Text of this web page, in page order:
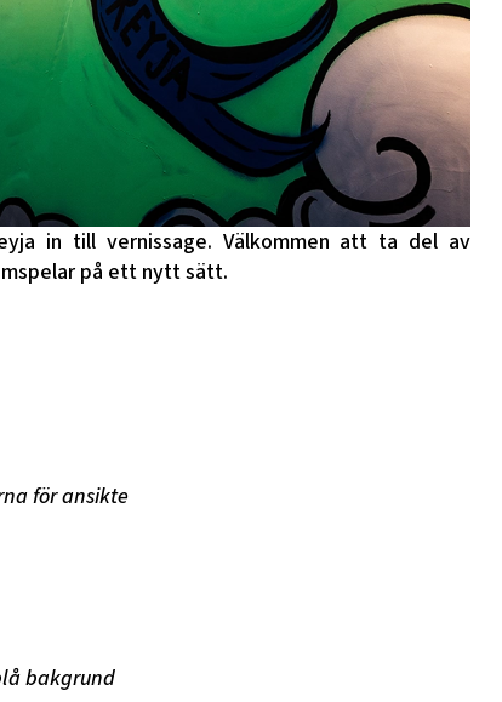
in till vernissage. Välkommen att ta del av
på ett nytt sätt.
för ansikte
bakgrund